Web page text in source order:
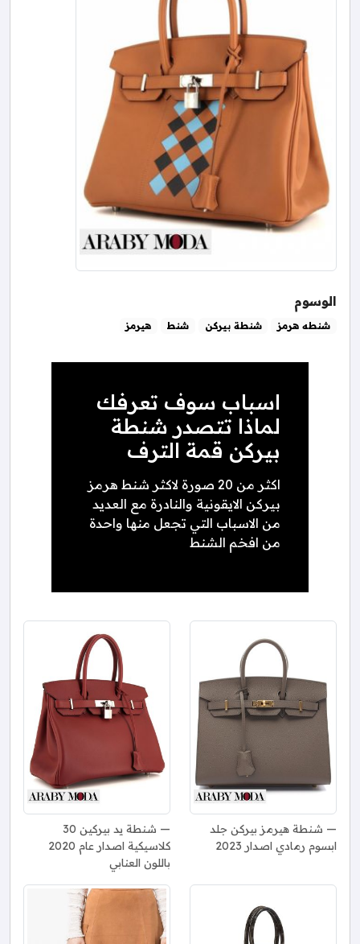
الوسوم
شنطه هرمز شنطة بيركن شنط هيرمز
اسباب سوف تعرفك
لماذا تتصدر شنطة
بيركن قمة الترف
اكثر من 20 صورة لاكثر شنط هرمز
بيركن الايقونية والنادرة مع العديد
من الاسباب التي تجعل منها واحدة
من افخم الشنط
شنطة هيرمز بيركن جلد
ابسوم رمادي اصدار 2023
شنطة يد بيركين 30
كلاسيكية اصدار عام 2020
باللون العنابي